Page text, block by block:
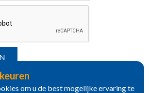
om u de best mogelijke ervaring te